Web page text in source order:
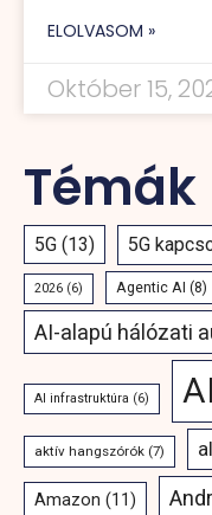
ELOLVASOM »
Október 15,
Témák
5G (13) 5G
2026 (6) Agentic AI (8)
AI-alapú hálózati
AI infrastruktúra (6)
aktív hangszórók (7)
Amazon (11)